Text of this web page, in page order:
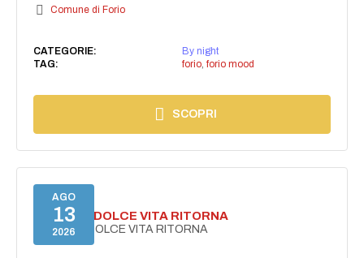
Comune di Forio
CATEGORIE:
By night
TAG:
forio, forio mood
SCOPRI
AGO
13
2026
FORIO LA DOLCE VITA RITORNA
FORIO LA DOLCE VITA RITORNA